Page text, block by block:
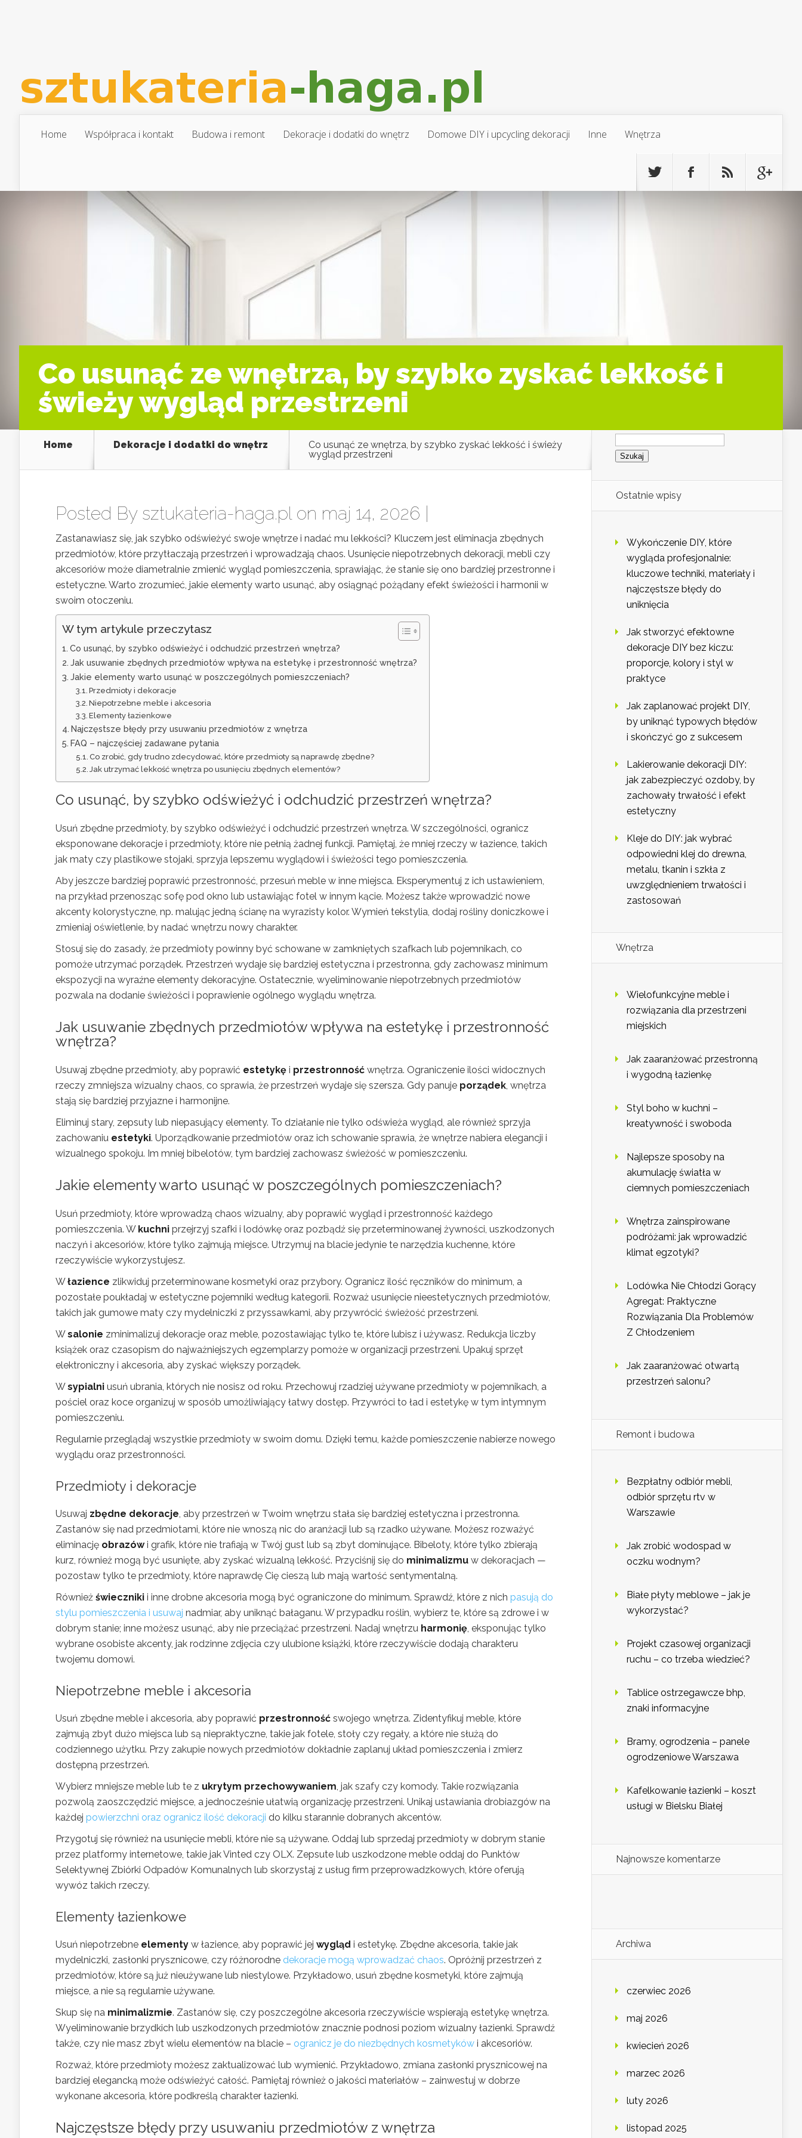
Home Współpraca i kontakt Budowa i remont Dekoracje i dodatki do wnętrz Domowe DIY i upcycling dekoracji Inne Wnętrza
Co usunąć ze wnętrza, by szybko zyskać lekkość i
świeży wygląd przestrzeni
Home Dekoracje i dodatki do wnętrz
Co usunąć ze wnętrza, by szybko zyskać lekkość i świeży
wygląd przestrzeni
Posted By sztukateria-haga.plon maj 14, 2026 |
Zastanawiasz się, jak szybko odświeżyć swoje wnętrze i nadać mu lekkości? Kluczem jest eliminacja zbędnych
przedmiotów, które przytłaczają przestrzeń i wprowadzają chaos. Usunięcie niepotrzebnych dekoracji, mebli czy
akcesoriów może diametralnie zmienić wygląd pomieszczenia, sprawiając, że stanie się ono bardziej przestronne i
estetyczne. Warto zrozumieć, jakie elementy warto usunąć, aby osiągnąć pożądany efekt świeżości i harmonii w
swoim otoczeniu.
W tym artykule przeczytasz
Co usunąć, by szybko odświeżyć i odchudzić przestrzeń wnętrza?
Jak usuwanie zbędnych przedmiotów wpływa na estetykę i przestronność wnętrza?
Jakie elementy warto usunąć w poszczególnych pomieszczeniach?
Przedmioty i dekoracje
Niepotrzebne meble i akcesoria
Elementy łazienkowe
Najczęstsze błędy przy usuwaniu przedmiotów z wnętrza
FAQ – najczęściej zadawane pytania
Co zrobić, gdy trudno zdecydować, które przedmioty są naprawdę zbędne?
Jak utrzymać lekkość wnętrza po usunięciu zbędnych elementów?
Co usunąć, by szybko odświeżyć i odchudzić przestrzeń wnętrza?
Usuń zbędne przedmioty, by szybko odświeżyć i odchudzić przestrzeń wnętrza. W szczególności, ogranicz
eksponowane dekoracje i przedmioty, które nie pełnią żadnej funkcji. Pamiętaj, że mniej rzeczy w łazience, takich
jak maty czy plastikowe stojaki, sprzyja lepszemu wyglądowi i świeżości tego pomieszczenia.
Aby jeszcze bardziej poprawić przestronność, przesuń meble w inne miejsca. Eksperymentuj z ich ustawieniem,
na przykład przenosząc sofę pod okno lub ustawiając fotel w innym kącie. Możesz także wprowadzić nowe
akcenty kolorystyczne, np. malując jedną ścianę na wyrazisty kolor. Wymień tekstylia, dodaj rośliny doniczkowe i
zmieniaj oświetlenie, by nadać wnętrzu nowy charakter.
Stosuj się do zasady, że przedmioty powinny być schowane w zamkniętych szafkach lub pojemnikach, co
pomoże utrzymać porządek. Przestrzeń wydaje się bardziej estetyczna i przestronna, gdy zachowasz minimum
ekspozycji na wyraźne elementy dekoracyjne. Ostatecznie, wyeliminowanie niepotrzebnych przedmiotów
pozwala na dodanie świeżości i poprawienie ogólnego wyglądu wnętrza.
Jak usuwanie zbędnych przedmiotów wpływa na estetykę i przestronność
wnętrza?
Usuwaj zbędne przedmioty, aby poprawić estetykę i przestronność wnętrza. Ograniczenie ilości widocznych
rzeczy zmniejsza wizualny chaos, co sprawia, że przestrzeń wydaje się szersza. Gdy panuje porządek, wnętrza
stają się bardziej przyjazne i harmonijne.
Eliminuj stary, zepsuty lub niepasujący elementy. To działanie nie tylko odświeża wygląd, ale również sprzyja
zachowaniu estetyki. Uporządkowanie przedmiotów oraz ich schowanie sprawia, że wnętrze nabiera elegancji i
wizualnego spokoju. Im mniej bibelotów, tym bardziej zachowasz świeżość w pomieszczeniu.
Jakie elementy warto usunąć w poszczególnych pomieszczeniach?
Usuń przedmioty, które wprowadzą chaos wizualny, aby poprawić wygląd i przestronność każdego
pomieszczenia. W kuchni przejrzyj szafki i lodówkę oraz pozbądź się przeterminowanej żywności, uszkodzonych
naczyń i akcesoriów, które tylko zajmują miejsce. Utrzymuj na blacie jedynie te narzędzia kuchenne, które
rzeczywiście wykorzystujesz.
Włazience zlikwiduj przeterminowane kosmetyki oraz przybory. Ogranicz ilość ręczników do minimum, a
pozostałe poukładaj w estetyczne pojemniki według kategorii. Rozważ usunięcie nieestetycznych przedmiotów,
takich jak gumowe maty czy mydelniczki z przyssawkami, aby przywrócić świeżość przestrzeni.
Wsalonie zminimalizuj dekoracje oraz meble, pozostawiając tylko te, które lubisz i używasz. Redukcja liczby
książek oraz czasopism do najważniejszych egzemplarzy pomoże w organizacji przestrzeni. Upakuj sprzęt
elektroniczny i akcesoria, aby zyskać większy porządek.
Wsypialni usuń ubrania, których nie nosisz od roku. Przechowuj rzadziej używane przedmioty w pojemnikach, a
pościel oraz koce organizuj w sposób umożliwiający łatwy dostęp. Przywróci to ład i estetykę w tym intymnym
pomieszczeniu.
Regularnie przeglądaj wszystkie przedmioty w swoim domu. Dzięki temu, każde pomieszczenie nabierze nowego
wyglądu oraz przestronności.
Przedmioty i dekoracje
Usuwaj zbędne dekoracje, aby przestrzeń w Twoim wnętrzu stała się bardziej estetyczna i przestronna.
Zastanów się nad przedmiotami, które nie wnoszą nic do aranżacji lub są rzadko używane. Możesz rozważyć
eliminację obrazówi grafik, które nie trafiają w Twój gust lub są zbyt dominujące. Bibeloty, które tylko zbierają
kurz, również mogą być usunięte, aby zyskać wizualną lekkość. Przyciśnij się do minimalizmu w dekoracjach —
pozostaw tylko te przedmioty, które naprawdę Cię cieszą lub mają wartość sentymentalną.
Również świeczniki i inne drobne akcesoria mogą być ograniczone do minimum. Sprawdź, które z nich pasują do
stylu pomieszczenia i usuwaj nadmiar, aby uniknąć bałaganu. W przypadku roślin, wybierz te, które są zdrowe i w
dobrym stanie; inne możesz usunąć, aby nie przeciążać przestrzeni. Nadaj wnętrzu harmonię, eksponując tylko
wybrane osobiste akcenty, jak rodzinne zdjęcia czy ulubione książki, które rzeczywiście dodają charakteru
twojemu domowi.
Niepotrzebne meble i akcesoria
Usuń zbędne meble i akcesoria, aby poprawić przestronność swojego wnętrza. Zidentyfikuj meble, które
zajmują zbyt dużo miejsca lub są niepraktyczne, takie jak fotele, stoły czy regały, a które nie służą do
codziennego użytku. Przy zakupie nowych przedmiotów dokładnie zaplanuj układ pomieszczenia i zmierz
dostępną przestrzeń.
Wybierz mniejsze meble lub te z ukrytym przechowywaniem, jak szafy czy komody. Takie rozwiązania
pozwolą zaoszczędzić miejsce, a jednocześnie ułatwią organizację przestrzeni. Unikaj ustawiania drobiazgów na
każdej powierzchni oraz ogranicz ilość dekoracji do kilku starannie dobranych akcentów.
Przygotuj się również na usunięcie mebli, które nie są używane. Oddaj lub sprzedaj przedmioty w dobrym stanie
przez platformy internetowe, takie jak Vinted czy OLX. Zepsute lub uszkodzone meble oddaj do Punktów
Selektywnej Zbiórki Odpadów Komunalnych lub skorzystaj z usług firm przeprowadzkowych, które oferują
wywóz takich rzeczy.
Elementy łazienkowe
Usuń niepotrzebne elementy w łazience, aby poprawić jej wygląd i estetykę. Zbędne akcesoria, takie jak
mydelniczki, zasłonki prysznicowe, czy różnorodne dekoracje mogą wprowadzać chaos. Opróżnij przestrzeń z
przedmiotów, które są już nieużywane lub niestylowe. Przykładowo, usuń zbędne kosmetyki, które zajmują
miejsce, a nie są regularnie używane.
Skup się na minimalizmie. Zastanów się, czy poszczególne akcesoria rzeczywiście wspierają estetykę wnętrza.
Wyeliminowanie brzydkich lub uszkodzonych przedmiotów znacznie podnosi poziom wizualny łazienki. Sprawdź
także, czy nie masz zbyt wielu elementów na blacie – ogranicz je do niezbędnych kosmetyków i akcesoriów.
Rozważ, które przedmioty możesz zaktualizować lub wymienić. Przykładowo, zmiana zasłonki prysznicowej na
bardziej elegancką może odświeżyć całość. Pamiętaj również o jakości materiałów – zainwestuj w dobrze
wykonane akcesoria, które podkreślą charakter łazienki.
Najczęstsze błędy przy usuwaniu przedmiotów z wnętrza
Szukaj:
Ostatnie wpisy
Wykończenie DIY, które
wygląda profesjonalnie:
kluczowe techniki, materiały i
najczęstsze błędy do
uniknięcia
Jak stworzyć efektowne
dekoracje DIY bez kiczu:
proporcje, kolory i styl w
praktyce
Jak zaplanować projekt DIY,
by uniknąć typowych błędów
i skończyć go z sukcesem
Lakierowanie dekoracji DIY:
jak zabezpieczyć ozdoby, by
zachowały trwałość i efekt
estetyczny
Kleje do DIY: jak wybrać
odpowiedni klej do drewna,
metalu, tkanin i szkła z
uwzględnieniem trwałości i
zastosowań
Wnętrza
Wielofunkcyjne meble i
rozwiązania dla przestrzeni
miejskich
Jak zaaranżować przestronną
i wygodną łazienkę
Styl boho w kuchni –
kreatywność i swoboda
Najlepsze sposoby na
akumulację światła w
ciemnych pomieszczeniach
Wnętrza zainspirowane
podróżami: jak wprowadzić
klimat egzotyki?
Lodówka Nie Chłodzi Gorący
Agregat: Praktyczne
Rozwiązania Dla Problemów
Z Chłodzeniem
Jak zaaranżować otwartą
przestrzeń salonu?
Remont i budowa
Bezpłatny odbiór mebli,
odbiór sprzętu rtv w
Warszawie
Jak zrobić wodospad w
oczku wodnym?
Białe płyty meblowe – jak je
wykorzystać?
Projekt czasowej organizacji
ruchu – co trzeba wiedzieć?
Tablice ostrzegawcze bhp,
znaki informacyjne
Bramy, ogrodzenia – panele
ogrodzeniowe Warszawa
Kafelkowanie łazienki – koszt
usługi w Bielsku Białej
Najnowsze komentarze
Archiwa
czerwiec 2026
maj 2026
kwiecień 2026
marzec 2026
luty 2026
listopad 2025